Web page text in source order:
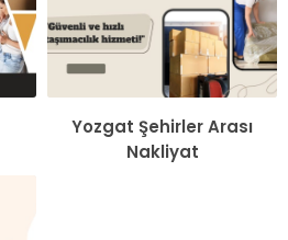
Yozgat Şehirler Arası
Nakliyat